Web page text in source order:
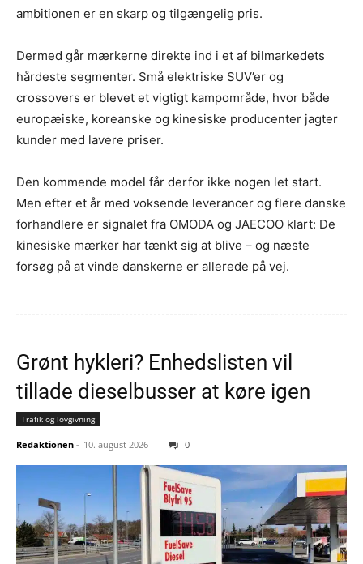
ambitionen er en skarp og tilgængelig pris.
Dermed går mærkerne direkte ind i et af bilmarkedets
hårdeste segmenter. Små elektriske SUV’er og
crossovers er blevet et vigtigt kampområde, hvor både
europæiske, koreanske og kinesiske producenter jagter
kunder med lavere priser.
Den kommende model får derfor ikke nogen let start.
Men efter et år med voksende leverancer og flere danske
forhandlere er signalet fra OMODA og JAECOO klart: De
kinesiske mærker har tænkt sig at blive – og næste
forsøg på at vinde danskerne er allerede på vej.
Grønt hykleri? Enhedslisten vil
tillade dieselbusser at køre igen
Trafik og lovgivning
Redaktionen - 10. august 2026 0